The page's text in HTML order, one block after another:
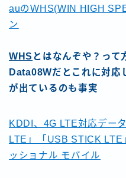
auのWHS(WIN HIGH
ン
WHS とはなんぞや？って
Data08Wだとこれに対応
が出ているのも事実
KDDI、4G LTE対応デー
LTE」「USB STICK
ッショナル モバイル